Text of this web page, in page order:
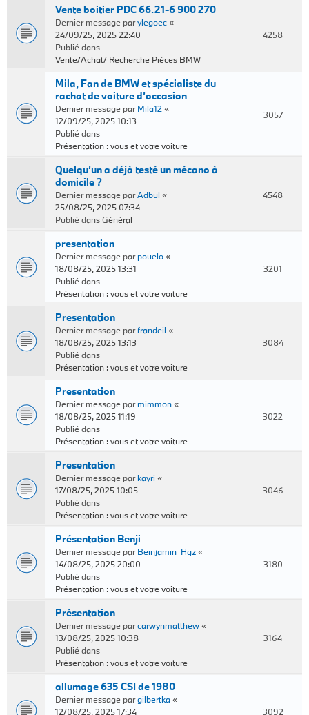
Vente boitier PDC 66.21-6 900 270
Dernier message parylegoec«
24/09/25, 2025 22:40
Publié dans
Vente/Achat/ Recherche Pièces BMW
4258
Mila, Fan de BMW et spécialiste du
rachat de voiture d’occasion
Dernier message parMila12 «
12/09/25, 2025 10:13
Publié dans
Présentation : vous et votre voiture
3057
Quelqu’un a déjà testé un mécano à
domicile ?
Dernier message parAdbul «
25/08/25, 2025 07:34
Publié dansGénéral
4548
presentation
Dernier message parpouelo«
18/08/25, 2025 13:31
Publié dans
Présentation : vous et votre voiture
3201
Presentation
Dernier message parfrandeil «
18/08/25, 2025 13:13
Publié dans
Présentation : vous et votre voiture
3084
Presentation
Dernier message parmimmon«
18/08/25, 2025 11:19
Publié dans
Présentation : vous et votre voiture
3022
Presentation
Dernier message parkayri «
17/08/25, 2025 10:05
Publié dans
Présentation : vous et votre voiture
3046
Présentation Benji
Dernier message parBeinjamin_Hgz«
14/08/25, 2025 20:00
Publié dans
Présentation : vous et votre voiture
3180
Présentation
Dernier message parcarwynmatthew«
13/08/25, 2025 10:38
Publié dans
Présentation : vous et votre voiture
3164
allumage 635 CSI de 1980
Dernier message pargilbertka«
12/08/25, 2025 17:34
3092